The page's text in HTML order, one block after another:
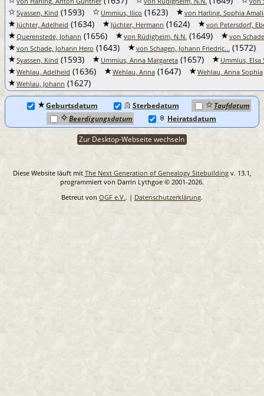
Syassen, Kind (1593) Ummius, Ilico (1623)
von Harling, Sophia
Jüchter, Adelheid (1634) Jüchter, Hermann (1624)
von Petersdorf,
Querenstede, Johann (1656) von Rüdigheim, N.N. (1649)
von
von Schade, Johann Hero (1643) von Schagen, Johann Friedric... (1572)
Syassen, Kind (1593) Ummius, Anna Margareta (1657)
Ummius, Elsa
Wehlau, Adelheid (1636) Wehlau, Anna (1647) Wehlau, Anna Sophia
Wehlau, Johann (1627)
Geburtsdatum Sterbedatum
Taufdatum
Beerdigungsdatum
Heiratsdatum
Zur Desktop-Webseite wechseln
Diese Website läuft mit The Next Generation of Genealogy Sitebuildingv. 13.1,
programmiert von Darrin Lythgoe © 2001-2026.
Betreut von OGF e.V.. | Datenschutzerklärung.